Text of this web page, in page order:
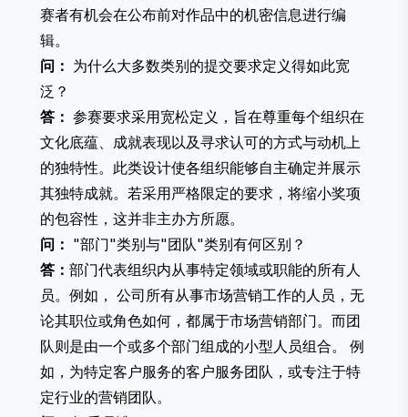
赛者有机会在公布前对作品中的机密信息进行编
辑。
问： 为什么大多数类别的提交要求定义得如此宽
泛？
答： 参赛要求采用宽松定义，旨在尊重每个组织在
文化底蕴、成就表现以及寻求认可的方式与动机上
的独特性。此类设计使各组织能够自主确定并展示
其独特成就。若采用严格限定的要求，将缩小奖项
的包容性，这并非主办方所愿。
问： "部门"类别与"团队"类别有何区别？
答： 部门代表组织内从事特定领域或职能的所有人
员。例如， 公司所有从事市场营销工作的人员，无
论其职位或角色如何，都属于市场营销部门。而团
队则是由一个或多个部门组成的小型人员组合。 例
如，为特定客户服务的客户服务团队，或专注于特
定行业的营销团队。